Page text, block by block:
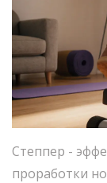
Степпер -
проработки